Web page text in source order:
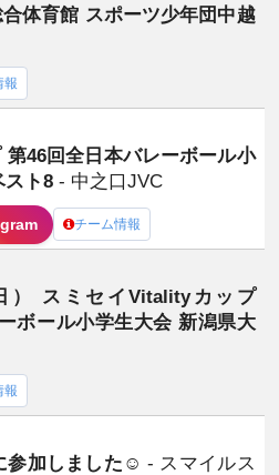
体育館 スポーツ少年団中越
報
46回全日本バレーボール小
スト8- 中之口JVC
チーム情報
） スミセイVitalityカップ
ボール小学生大会 新潟県大
報
参加しました☺️- スマイルス